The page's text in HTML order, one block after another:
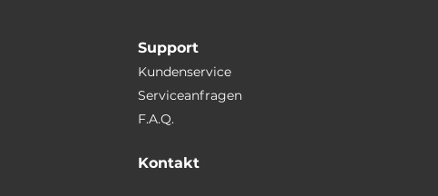
Support
Kundenservice
Serviceanfragen
F.A.Q.
Kontakt